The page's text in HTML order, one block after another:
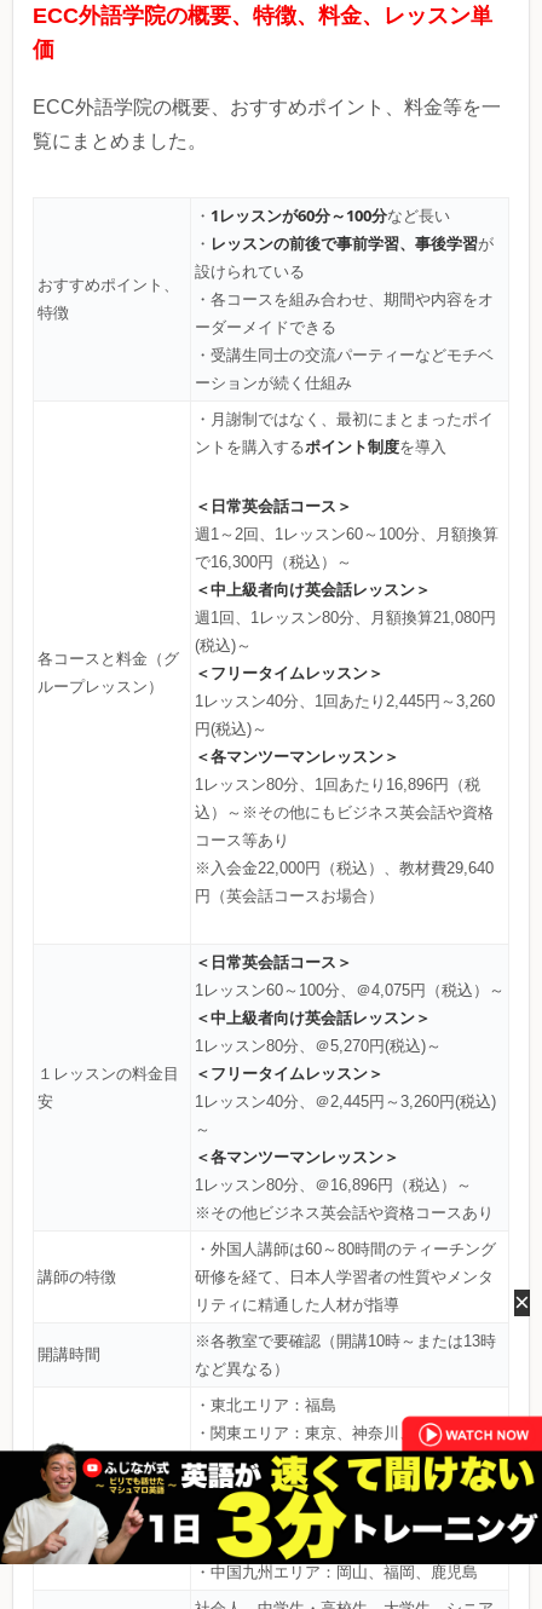
ECC外語学院の概要、特徴、料金、レッスン単
価
ECC外語学院の概要、おすすめポイント、料金等を一
覧にまとめました。
おすすめポイント、
特徴
・ 1レッスンが60分～100分など長い
・ レッスンの前後で事前学習、事後学習が
設けられている
・各コースを組み合わせ、期間や内容をオ
ーダーメイドできる
・受講生同士の交流パーティーなどモチベ
ーションが続く仕組み
各コースと料金（グ
ループレッスン）
・月謝制ではなく、最初にまとまったポイ
ントを購入するポイント制度を導入
＜日常英会話コース＞
週1～2回、1レッスン60～100分、月額換算
で16,300円（税込）～
＜中上級者向け英会話レッスン＞
週1回、1レッスン80分、月額換算21,080円
(税込)～
＜フリータイムレッスン＞
1レッスン40分、1回あたり2,445円～3,260
円(税込)～
＜各マンツーマンレッスン＞
1レッスン80分、1回あたり16,896円（税
込）～※その他にもビジネス英会話や資格
コース等あり
※入会金22,000円（税込）、教材費29,640
円（英会話コースお場合）
１レッスンの料金目
安
＜日常英会話コース＞
1レッスン60～100分、＠4,075円（税込）～
＜中上級者向け英会話レッスン＞
1レッスン80分、＠5,270円(税込)～
＜フリータイムレッスン＞
1レッスン40分、＠2,445円～3,260円(税込)
～
＜各マンツーマンレッスン＞
1レッスン80分、＠16,896円（税込）～
※その他ビジネス英会話や資格コースあり
講師の特徴
・外国人講師は60～80時間のティーチング
研修を経て、日本人学習者の性質やメンタ
リティに精通した人材が指導
開講時間
※各教室で要確認（開講10時～または13時
など異なる）
教室・通学エリア
・東北エリア：福島
・関東エリア：東京、神奈川、千葉、埼
玉、栃木、茨城
・東海エリア：愛知、三重、岐阜、静岡
・関西エリア：大阪、京都、兵庫、奈良、
和歌山、滋賀
・中国九州エリア：岡山、福岡、鹿児島
×